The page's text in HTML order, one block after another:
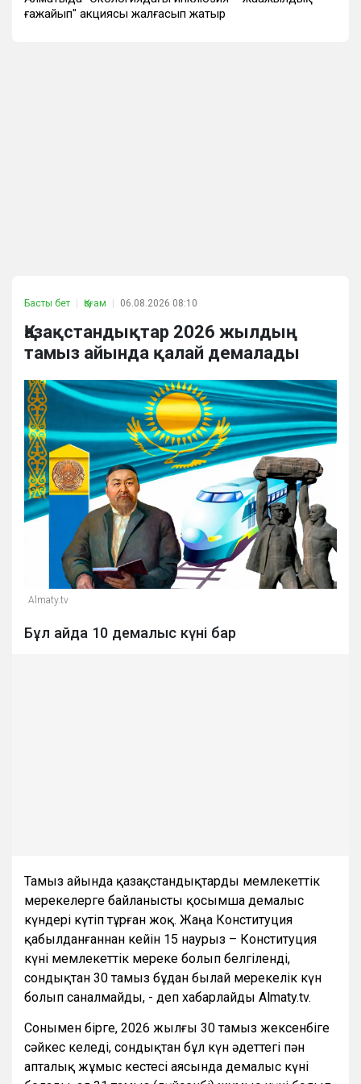
ғажайып" акциясы жалғасып жатыр
Басты бет Қоғам 06.08.2026 08:10
Қазақстандықтар 2026 жылдың
тамыз айында қалай демалады
Almaty.tv
Бұл айда 10 демалыс күні бар
Тамыз айында қазақстандықтарды мемлекеттік
мерекелерге байланысты қосымша демалыс
күндері күтіп тұрған жоқ. Жаңа Конституция
қабылданғаннан кейін 15 наурыз – Конституция
күні мемлекеттік мереке болып белгіленді,
сондықтан 30 тамыз бұдан былай мерекелік күн
болып саналмайды, - деп хабарлайды Almaty.tv.
Сонымен бірге, 2026 жылғы 30 тамыз жексенбіге
сәйкес келеді, сондықтан бұл күн әдеттегі пән
апталық жұмыс кестесі аясында демалыс күні